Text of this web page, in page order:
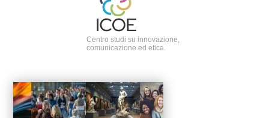
Centro studi su innovazione,
comunicazione ed etica.